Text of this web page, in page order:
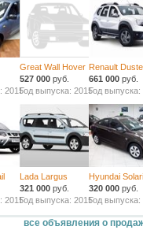
2015
Great Wall Hover
527 000 руб.
Год выпуска: 2015
Renault
661 000руб.
Год выпуска:
2015
Lada Largus
321 000 руб.
Год выпуска: 2015
Hyundai
320 000руб.
Год выпуска:
все объявления о